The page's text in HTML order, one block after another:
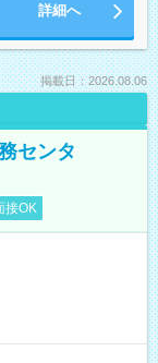
詳細へ
掲載日：2026.08.06
センタ
接OK